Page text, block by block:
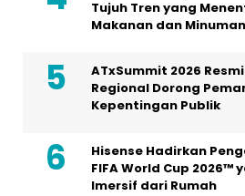
Tujuh Tren yang
Makanan dan
ATxSummit 2026
Regional Dorong
Kepentingan Publik
Hisense Hadirkan
FIFA World Cup 2026™
Imersif dari Rumah